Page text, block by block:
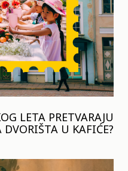
LETA PRETVARAJU
DVORIŠTA U KAFIĆE?